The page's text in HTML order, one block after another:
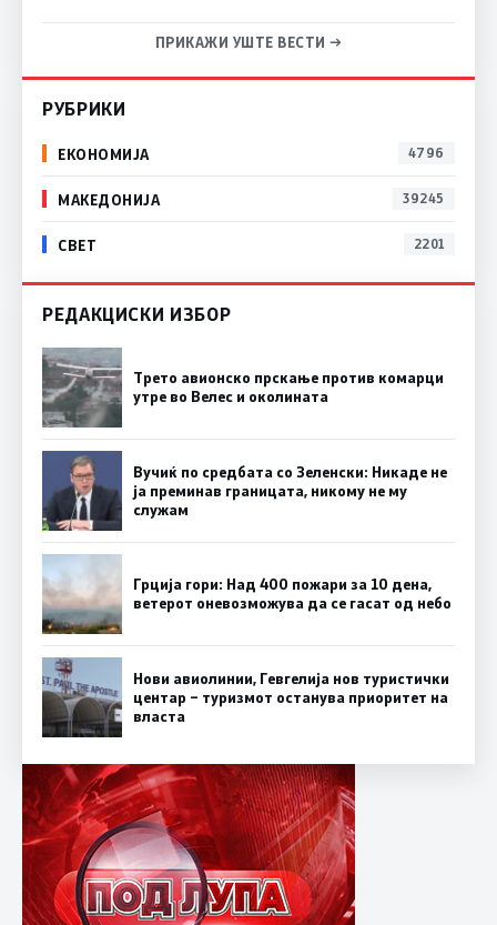
ПРИКАЖИ УШТЕ ВЕСТИ →
РУБРИКИ
ЕКОНОМИЈА 4796
МАКЕДОНИЈА 39245
СВЕТ 2201
РЕДАКЦИСКИ ИЗБОР
Трето авионско прскање против комарци
утре во Велес и околината
Вучиќ по средбата со Зеленски: Никаде не
ја преминав границата, никому не му
служам
Грција гори: Над 400 пожари за 10 дена,
ветерот оневозможува да се гасат од небо
Нови авиолинии, Гевгелија нов туристички
центар – туризмот останува приоритет на
власта